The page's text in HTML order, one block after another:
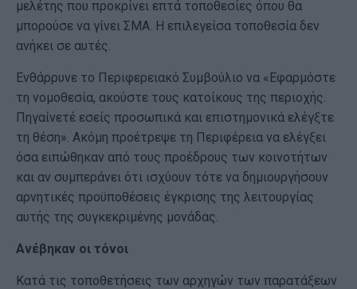
μελέτης που προκρίνει επτά τοποθεσίες όπου θα
μπορούσε να γίνει ΣΜΑ. Η επιλεγείσα τοποθεσία δεν
ανήκει σε αυτές.
Ενθάρρυνε το Περιφερειακό Συμβούλιο να «Εφαρμόστε
τη νομοθεσία, ακούστε τους κατοίκους της περιοχής.
Πηγαίνετέ εσείς προσωπικά και επιστημονικά ελέγξτε
τη θέση». Ακόμη προέτρεψε τη Περιφέρεια να ελέγξει
όσα ειπώθηκαν από τους προέδρους των κοινοτήτων
και αν συμπεράνει ότι ισχύουν τότε να δημιουργήσουν
αρνητικές προϋποθέσεις έγκρισης της λειτουργίας
αυτής της συγκεκριμένης μονάδας.
Ανέβηκαν οι τόνοι
Κατά τις τοποθετήσεις των αρχηγών των παρατάξεων